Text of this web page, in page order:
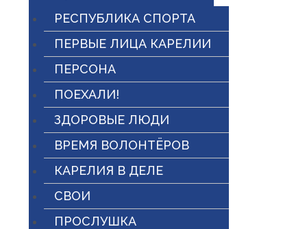
РЕСПУБЛИКА СПОРТА
ПЕРВЫЕ ЛИЦА КАРЕЛИИ
ПЕРСОНА
ПОЕХАЛИ!
ЗДОРОВЫЕ ЛЮДИ
ВРЕМЯ ВОЛОНТЁРОВ
КАРЕЛИЯ В ДЕЛЕ
СВОИ
ПРОСЛУШКА